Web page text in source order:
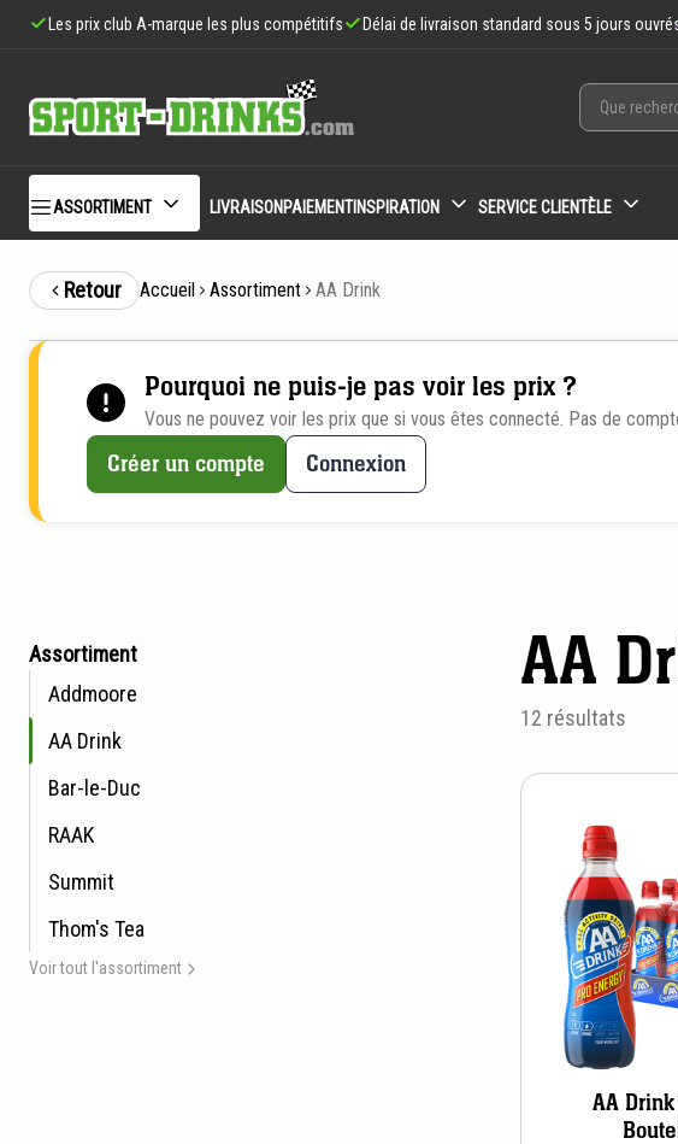
Les prix club A-marque les plus compétitifs Délai de livraison standard sous 5 jours
ASSORTIMENT LIVRAISON PAIEMENTINSPIRATION SERVICE CLIENTÈLE
Retour Accueil Assortiment AA Drink
Pourquoi ne puis-je pas voir les prix ?
Vous ne pouvez voir les prix que si vous êtes connecté. Pas de
Créer un compte Connexion
Aller
à
l'aperçu
des
produits
Assortiment
Addmoore
AA Drink
Bar-le-Duc
RAAK
Summit
Thom's Tea
Voir tout l'assortiment
AA
12 résultats
AA